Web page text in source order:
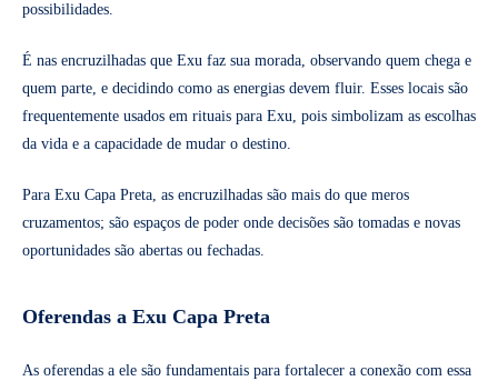
possibilidades.
É nas encruzilhadas que Exu faz sua morada, observando quem chega e
quem parte, e decidindo como as energias devem fluir. Esses locais são
frequentemente usados em rituais para Exu, pois simbolizam as escolhas
da vida e a capacidade de mudar o destino.
Para Exu Capa Preta, as encruzilhadas são mais do que meros
cruzamentos; são espaços de poder onde decisões são tomadas e novas
oportunidades são abertas ou fechadas.
Oferendas a Exu Capa Preta
As oferendas a ele são fundamentais para fortalecer a conexão com essa